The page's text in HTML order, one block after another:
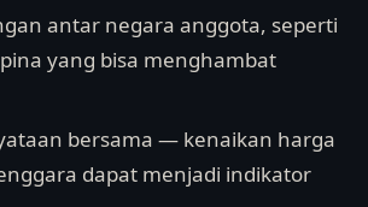
antar negara anggota, seperti
yang bisa menghambat
bersama — kenaikan harga
dapat menjadi indikator